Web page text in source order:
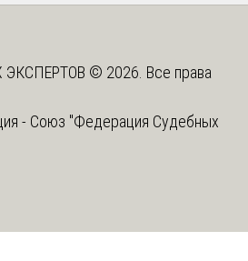
© 2026. Все права
- Союз "Федерация Судебных